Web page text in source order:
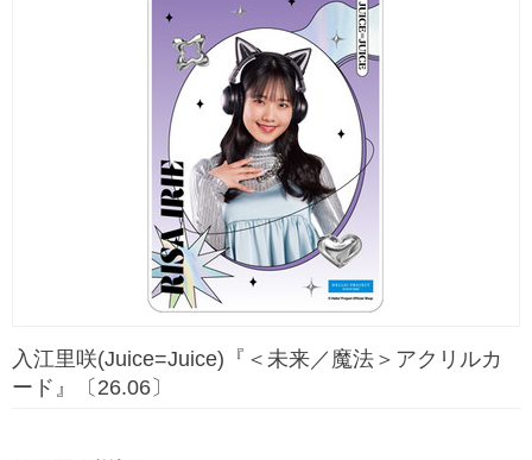
入江里咲(Juice=Juice)『＜未来／魔法＞アクリルカ
ード』〔26.06〕